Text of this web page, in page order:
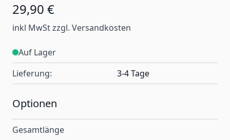
Ab:
29,90 €
inkl MwSt zzgl. Versandkosten
Auf Lager
Lieferung:
3-4 Tage
Optionen
Gesamtlänge